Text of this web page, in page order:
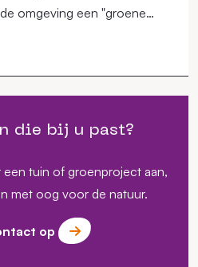
omgeving een "groene
die bij u past?
tuin of groenproject aan,
met oog voor de natuur.
op